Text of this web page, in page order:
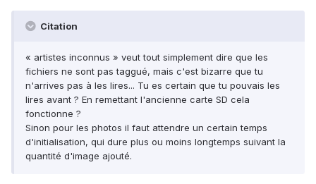
Citation
« artistes inconnus » veut tout simplement dire que les
fichiers ne sont pas taggué, mais c'est bizarre que tu
n'arrives pas à les lires... Tu es certain que tu pouvais les
lires avant ? En remettant l'ancienne carte SD cela
fonctionne ?
Sinon pour les photos il faut attendre un certain temps
d'initialisation, qui dure plus ou moins longtemps suivant la
quantité d'image ajouté.